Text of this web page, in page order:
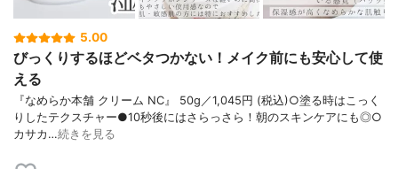
5.00
びっくりするほどベタつかない！メイク前にも安心して使
える
『なめらか本舗 クリーム NC』 50g／1,045円 (税込)○塗る時はこっく
りしたテクスチャー●10秒後にはさらっさら！朝のスキンケアにも◎○
カサカ…続きを見る